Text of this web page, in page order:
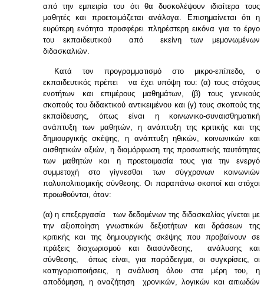
από την εμπειρία του ότι θα δυσκολέψουν ιδιαίτερα τους
μαθητές και προετοιμάζεται ανάλογα. Επισημαίνεται ότι η
ευρύτερη ενότητα προσφέρει πληρέστερη εικόνα για το έργο
του εκπαιδευτικού από εκείνη των μεμονωμένων
διδασκαλιών.
Κατά τον προγραμματισμό στο μικρο-επίπεδο, ο
εκπαιδευτικός πρέπει να έχει υπόψη του: (α) τους στόχους
ενοτήτων και επιμέρους μαθημάτων, (β) τους γενικούς
σκοπούς του διδακτικού αντικειμένου και (γ) τους σκοπούς της
εκπαίδευσης, όπως είναι η κοινωνικο-συναισθηματική
ανάπτυξη των μαθητών, η ανάπτυξη της κριτικής και της
δημιουργικής σκέψης, η ανάπτυξη ηθικών, κοινωνικών και
αισθητικών αξιών, η διαμόρφωση της προσωπικής ταυτότητας
των μαθητών και η προετοιμασία τους για την ενεργό
συμμετοχή στο γίγνεσθαι των σύγχρονων κοινωνιών
πολυπολιτισμικής σύνθεσης. Οι παραπάνω σκοποί και στόχοι
προωθούνται, όταν:
(α) η επεξεργασία των δεδομένων της διδασκαλίας γίνεται με
την αξιοποίηση γνωστικών δεξιοτήτων και δράσεων της
κριτικής και της δημιουργικής σκέψης που προβαίνουν σε
πράξεις διαχωρισμού και διασύνδεσης, ανάλυσης και
σύνθεσης, όπως είναι, για παράδειγμα, οι συγκρίσεις, οι
κατηγοριοποιήσεις, η ανάλυση όλου στα μέρη του, η
αποδόμηση, η αναζήτηση χρονικών, λογικών και αιτιωδών